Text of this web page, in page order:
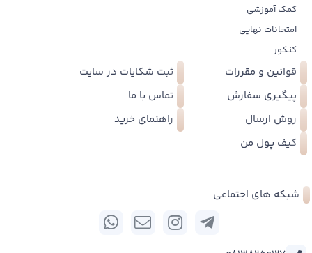
کمک آموزشی
امتحانات نهایی
کنکور
قوانین و مقررات
ثبت شکایات در سایت
پیگیری سفارش
تماس با ما
روش ارسال
راهنمای خرید
کیف پول من
شبکه های اجتماعی